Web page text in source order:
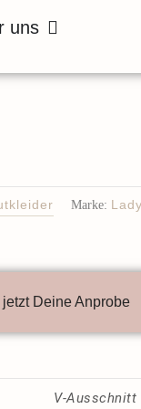
uns Öffne Über uns
Marke:
Deine Anprobe
V-Ausschnitt